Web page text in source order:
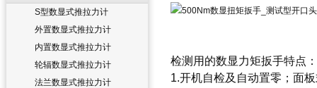
S型数显式推拉力计
外置数显式推拉力计
内置数显式推拉力计
轮辐数显式推拉力计
法兰数显式推拉力计
检测用的数显力矩扳手特点：
1.开机自检及自动置零；面